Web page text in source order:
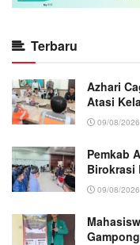
Terbaru
Azhari
Atasi
09/08/2026
Pemkab
Birokrasi
09/08/2026